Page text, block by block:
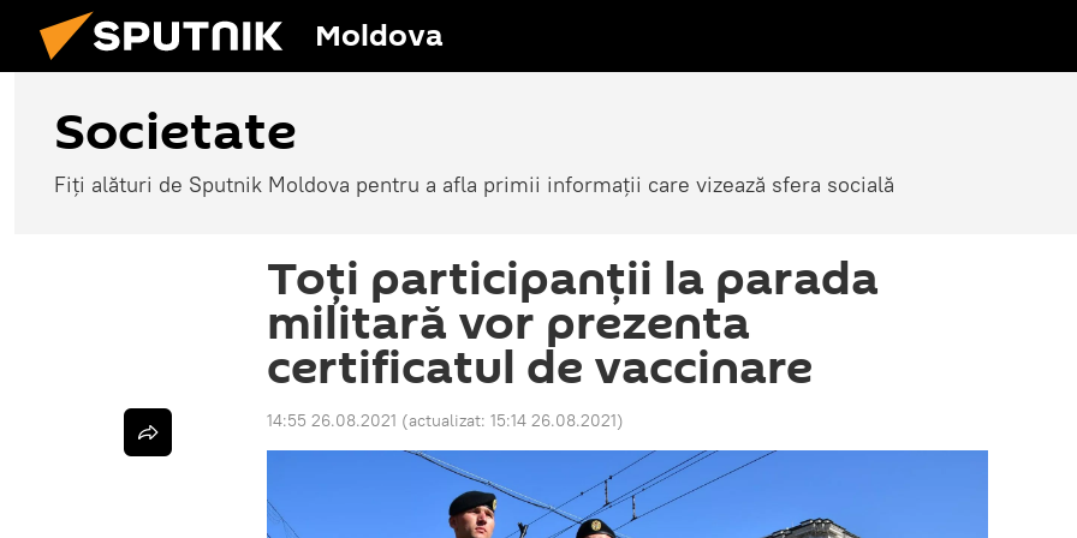
Moldova
Societate
Fiți alături de Sputnik Moldova pentru a afla primii informații care vizează sfera socială
Toți participanții la parada
militară vor prezenta
certificatul de vaccinare
14:55 26.08.2021 (actualizat: 15:14 26.08.2021)